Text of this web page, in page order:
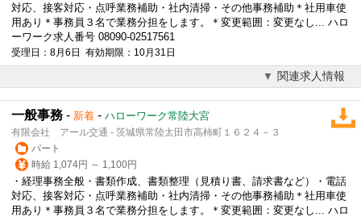
対応、接客対応・点呼業務補助・社内清掃・その他事務補助 ＊社用車使
用あり＊事務員３名で業務分担をします。＊変更範囲：変更なし... ハロ
ーワーク求人番号 08090-02517561
受理日：8月6日 有効期限：10月31日
関連求人情報
一般事務 - 新着 - ハローワーク常陸大宮
有限会社 アール交通 - 茨城県常陸太田市高柿町１６２４－３
パート
時給 1,074円 ～ 1,100円
・経理事務全般・書類作成、書類整理（見積り書、請求書など）・電話
対応、接客対応・点呼業務補助・社内清掃・その他事務補助 ＊社用車使
用あり＊事務員３名で業務分担をします。＊変更範囲：変更なし... ハロ